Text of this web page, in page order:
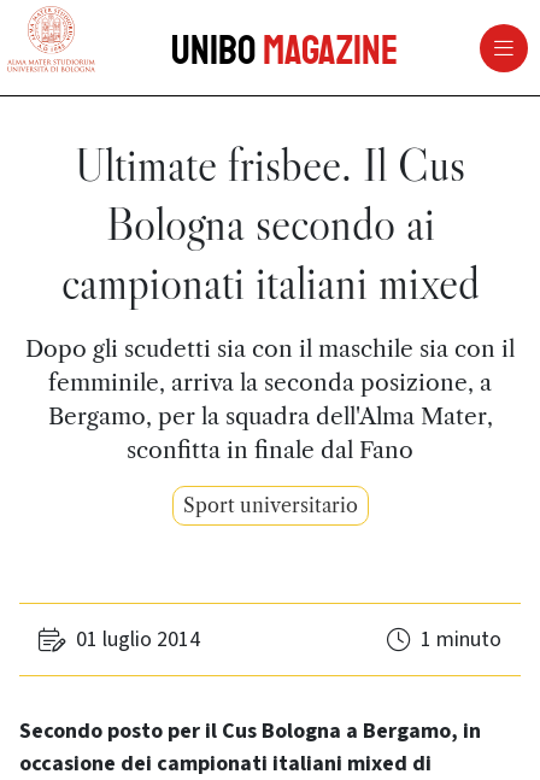
vai al contenuto della pagina
UniboMagazine
Ultimate frisbee. Il Cus
Bologna secondo ai
campionati italiani mixed
Dopo gli scudetti sia con il maschile sia con il
femminile, arriva la seconda posizione, a
Bergamo, per la squadra dell'Alma Mater,
sconfitta in finale dal Fano
Sport universitario
01 luglio 2014 1 minuto
Secondo posto per il Cus Bologna a Bergamo, in
occasione dei campionati italiani mixed di